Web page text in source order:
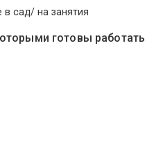
в сад/ на занятия
готовы работать